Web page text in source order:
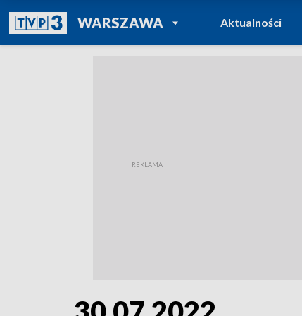
WARSZAWAPOWRÓT DO
TVP REGIONY
Aktualności